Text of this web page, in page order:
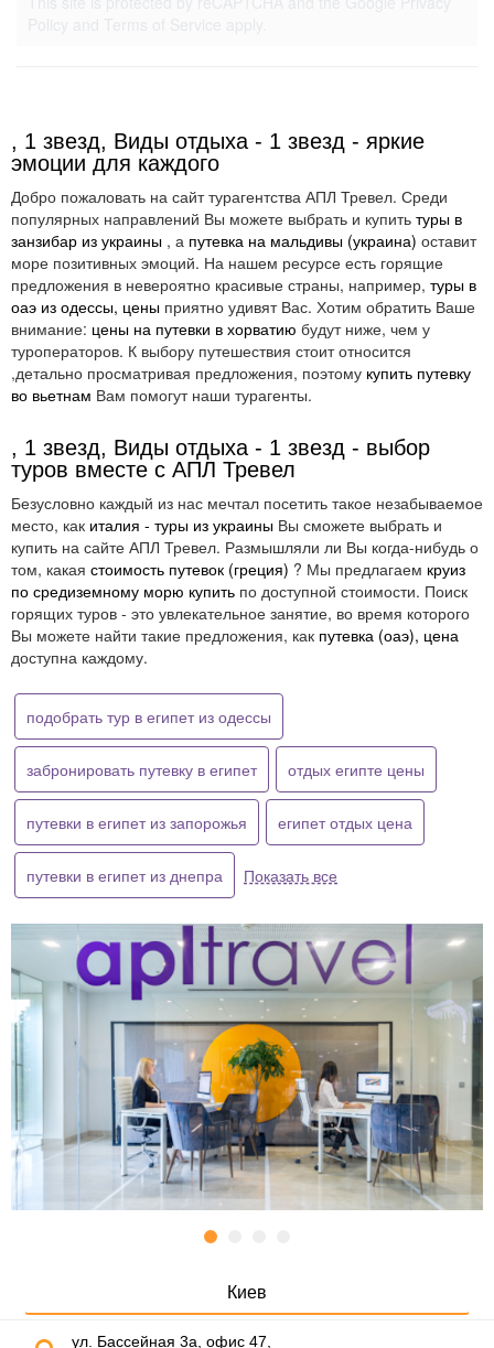
, 1 звезд, Виды отдыха - 1 звезд - яркие
эмоции для каждого
Добро пожаловать на сайт турагентства АПЛ Тревел. Среди
популярных направлений Вы можете выбрать и купить туры в
занзибар из украины , а путевка на мальдивы (украина) оставит
море позитивных эмоций. На нашем ресурсе есть горящие
предложения в невероятно красивые страны, например, туры в
оаэ из одессы, цены приятно удивят Вас. Хотим обратить Ваше
внимание: цены на путевки в хорватию будут ниже, чем у
туроператоров. К выбору путешествия стоит относится
,детально просматривая предложения, поэтому купить путевку
во вьетнам Вам помогут наши турагенты.
, 1 звезд, Виды отдыха - 1 звезд - выбор
туров вместе с АПЛ Тревел
Безусловно каждый из нас мечтал посетить такое незабываемое
место, как италия - туры из украины Вы сможете выбрать и
купить на сайте АПЛ Тревел. Размышляли ли Вы когда-нибудь о
том, какая стоимость путевок (греция) ? Мы предлагаем круиз
по средиземному морю купить по доступной стоимости. Поиск
горящих туров - это увлекательное занятие, во время которого
Вы можете найти такие предложения, как путевка (оаэ), цена
доступна каждому.
подобрать тур в египет из одессы
забронировать путевку в египет отдых египте цены
путевки в египет из запорожья египет отдых цена
путевки в египет из днепра Показать все
Киев
ул. Бассейная 3а, офис 47,